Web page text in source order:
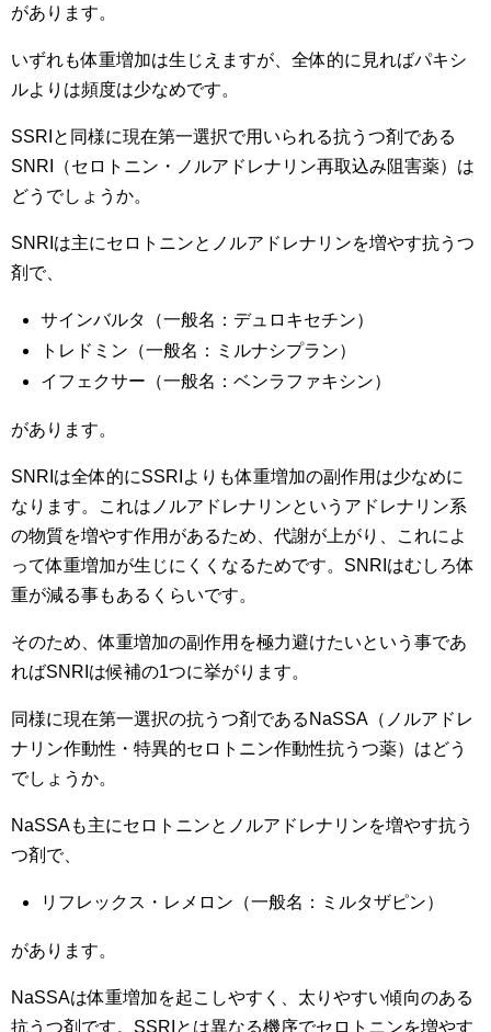
があります。
いずれも体重増加は生じえますが、全体的に見ればパキシ
ルよりは頻度は少なめです。
SSRIと同様に現在第一選択で用いられる抗うつ剤である
SNRI（セロトニン・ノルアドレナリン再取込み阻害薬）は
どうでしょうか。
SNRIは主にセロトニンとノルアドレナリンを増やす抗うつ
剤で、
サインバルタ（一般名：デュロキセチン）
トレドミン（一般名：ミルナシプラン）
イフェクサー（一般名：ベンラファキシン）
があります。
SNRIは全体的にSSRIよりも体重増加の副作用は少なめに
なります。これはノルアドレナリンというアドレナリン系
の物質を増やす作用があるため、代謝が上がり、これによ
って体重増加が生じにくくなるためです。SNRIはむしろ体
重が減る事もあるくらいです。
そのため、体重増加の副作用を極力避けたいという事であ
ればSNRIは候補の1つに挙がります。
同様に現在第一選択の抗うつ剤であるNaSSA（ノルアドレ
ナリン作動性・特異的セロトニン作動性抗うつ薬）はどう
でしょうか。
NaSSAも主にセロトニンとノルアドレナリンを増やす抗う
つ剤で、
リフレックス・レメロン（一般名：ミルタザピン）
があります。
NaSSAは体重増加を起こしやすく、太りやすい傾向のある
抗うつ剤です。SSRIとは異なる機序でセロトニンを増やす